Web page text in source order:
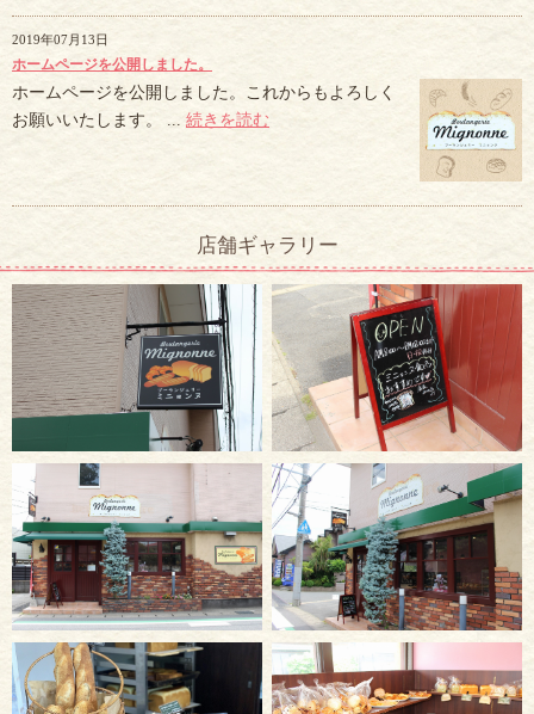
2019年07月13日
ホームページを公開しました。
ホームページを公開しました。これからもよろしく
お願いいたします。 ... 続きを読む
店舗ギャラリー